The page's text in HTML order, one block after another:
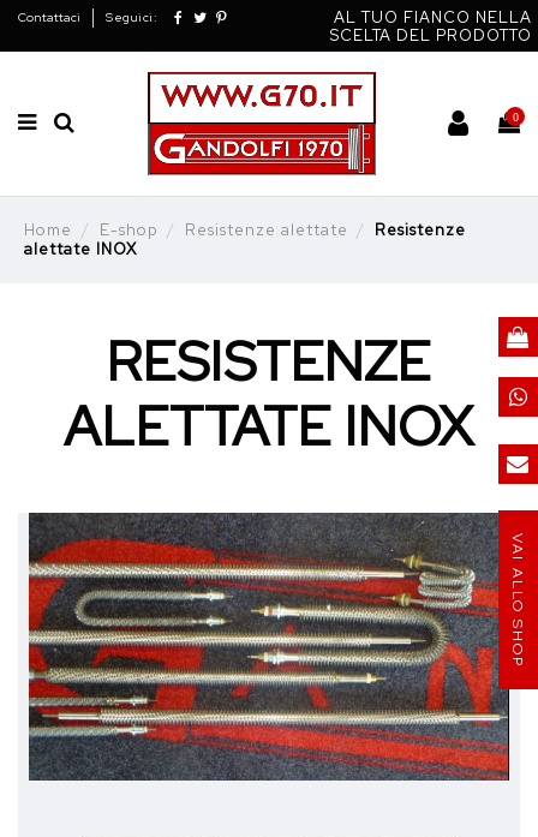
Contattaci Seguici:
AL TUO FIANCO NELLA
SCELTA DEL PRODOTTO
0
Home E-shop Resistenze alettate
Resistenze
alettate INOX
RESISTENZE
ALETTATE INOX
VAI ALLO SHOP